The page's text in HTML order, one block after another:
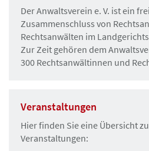
Der Anwaltsverein e. V. ist ein
Zusammenschluss von
Rechtsanwälten im
Zur Zeit gehören dem
300 Rechtsanwältinnen und
Veranstaltungen
Hier finden Sie eine Übersicht
Veranstaltungen: